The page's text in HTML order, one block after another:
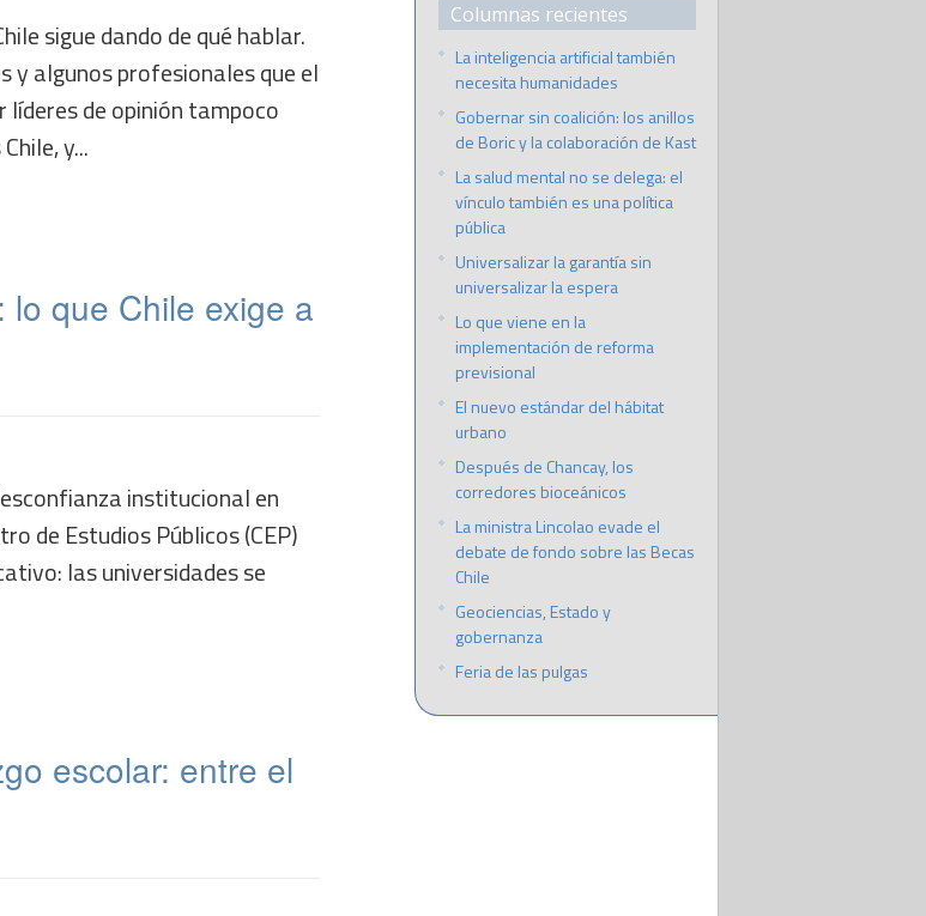
sigue dando de qué hablar.
y algunos profesionales que el
de opinión tampoco
y...
que Chile exige a
institucional en
de Estudios Públicos (CEP)
las universidades se
escolar: entre el
Columnas recientes
La inteligencia artificial también
necesita humanidades
Gobernar sin coalición: los anillos
de Boric y la colaboración de Kast
La salud mental no se delega: el
vínculo también es una política
pública
Universalizar la garantía sin
universalizar la espera
Lo que viene en la
implementación de reforma
previsional
El nuevo estándar del hábitat
urbano
Después de Chancay, los
corredores bioceánicos
La ministra Lincolao evade el
debate de fondo sobre las Becas
Chile
Geociencias, Estado y
gobernanza
Feria de las pulgas